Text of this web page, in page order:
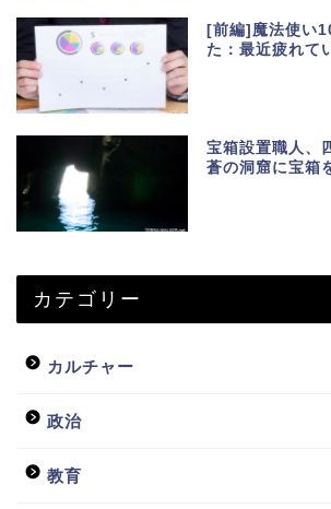
[前編]魔法使い
た：最近疲れて
宝箱設置職人、
蒼の洞窟に宝箱
カテゴリー
カルチャー
政治
教育